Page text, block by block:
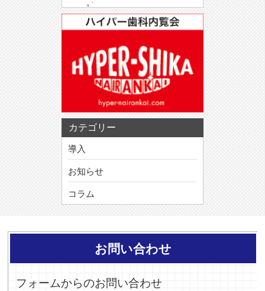
カテゴリー
導入
お知らせ
コラム
お問い合わせ
フォームからのお問い合わせ